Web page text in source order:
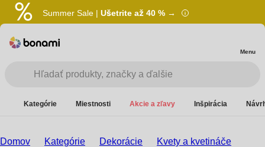
Summer Sale | Ušetrite až 40 % →
Menu
Kategórie Miestnosti Akcie a zľavy Inšpirácia
Domov Kategórie Dekorácie Kvety a kvetináče